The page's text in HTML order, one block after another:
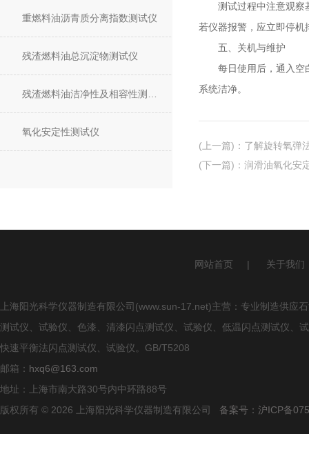
重燃料油沥青质分离指数测试仪
残渣燃料油总沉淀物测试仪
氧化安定性测试仪
测试过程中注意观察基
若仪器报警，应立即停机
五、关机与维护
每日使用后，通入空白
系统洁净。
(上一篇) ： 了解旋转氧弹
(下一篇) ： 润滑油氧化安
网站首页 | 关于我们
上海阳光科学仪器制造有限公司(www.sun-17.net)主营：专业制造供
测试仪、试验仪、色漆、清漆闪点测试仪、试验仪、低温闪点测试仪、
快速平衡法闪点测试仪、试验仪。GB/T5208
邮箱： hxq6@163.com
地址：上海市南大路30号内中环路88号
版权所有 © 2026 上海阳光科学仪器制造有限公司 备案号：沪ICP备